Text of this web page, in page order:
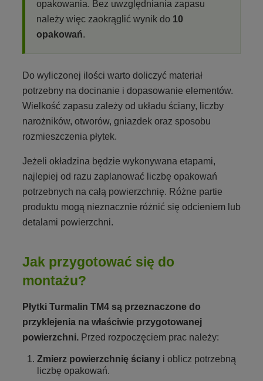
opakowania. Bez uwzględniania zapasu
należy więc zaokrąglić wynik do 10
opakowań.
Do wyliczonej ilości warto doliczyć materiał
potrzebny na docinanie i dopasowanie elementów.
Wielkość zapasu zależy od układu ściany, liczby
narożników, otworów, gniazdek oraz sposobu
rozmieszczenia płytek.
Jeżeli okładzina będzie wykonywana etapami,
najlepiej od razu zaplanować liczbę opakowań
potrzebnych na całą powierzchnię. Różne partie
produktu mogą nieznacznie różnić się odcieniem lub
detalami powierzchni.
Jak przygotować się do
montażu?
Płytki Turmalin TM4 są przeznaczone do
przyklejenia na właściwie przygotowanej
powierzchni. Przed rozpoczęciem prac należy:
Zmierz powierzchnię ściany i oblicz potrzebną
liczbę opakowań.